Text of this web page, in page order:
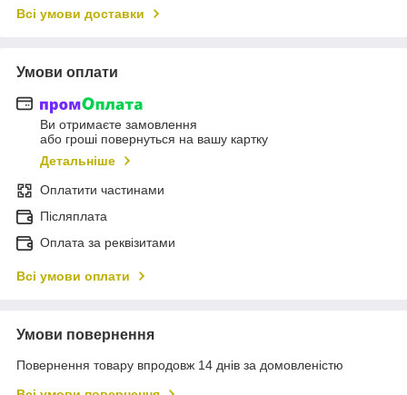
Всі умови доставки
Умови оплати
Ви отримаєте замовлення
або гроші повернуться на вашу картку
Детальніше
Оплатити частинами
Післяплата
Оплата за реквізитами
Всі умови оплати
Умови повернення
Повернення товару впродовж 14 днів за домовленістю